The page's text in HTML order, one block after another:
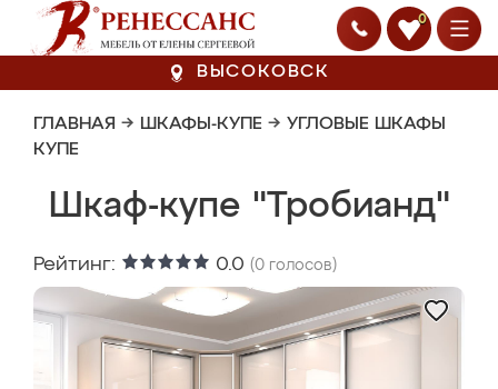
0
ВЫСОКОВСК
ГЛАВНАЯ → ШКАФЫ-КУПЕ → УГЛОВЫЕ ШКАФЫ
КУПЕ
Шкаф-купе "Тробианд"
Рейтинг: 0.0 (0 голосов)